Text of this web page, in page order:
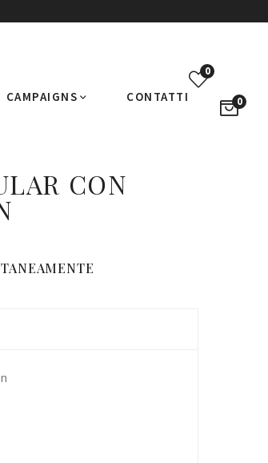
CAMPAIGNS CONTATTI
0
0
CON